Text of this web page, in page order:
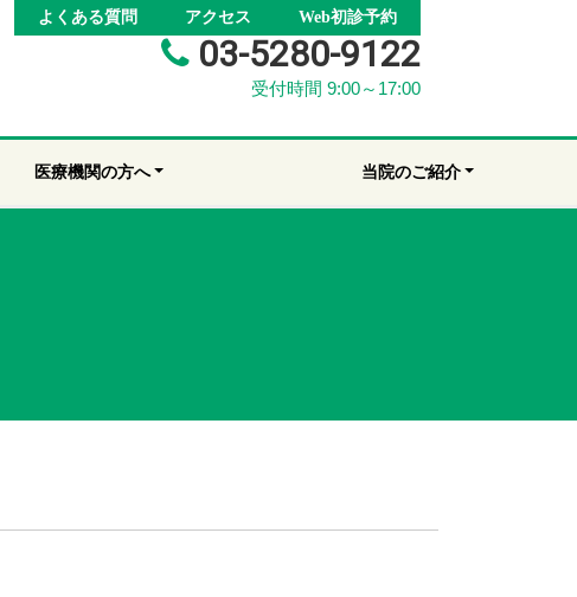
よくある質問 アクセス Web初診予約
03-5280-9122
受付時間 9:00～17:00
医療機関の方へ 当院のご紹介